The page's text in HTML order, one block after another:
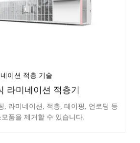
이션 적층 기술
라미네이션 적층기
, 라미네이션, 적층, 테이핑, 언로딩 등
품을 제거할 수 있습니다.